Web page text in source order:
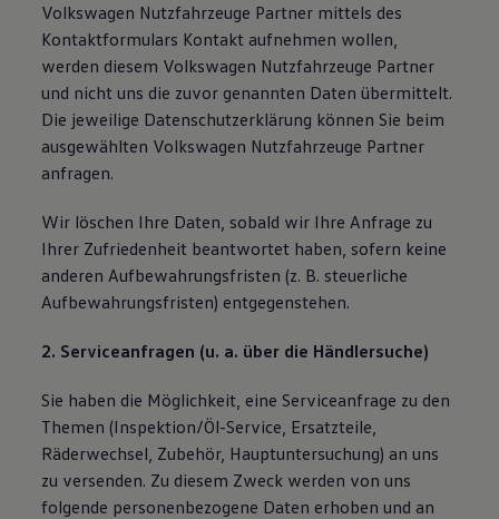
Volkswagen Nutzfahrzeuge Partner mittels des
Kontaktformulars Kontakt aufnehmen wollen,
werden diesem Volkswagen Nutzfahrzeuge Partner
und nicht uns die zuvor genannten Daten übermittelt.
Die jeweilige Datenschutzerklärung können Sie beim
ausgewählten Volkswagen Nutzfahrzeuge Partner
anfragen.
Wir löschen Ihre Daten, sobald wir Ihre Anfrage zu
Ihrer Zufriedenheit beantwortet haben, sofern keine
anderen Aufbewahrungsfristen (z. B. steuerliche
Aufbewahrungsfristen) entgegenstehen.
2. Serviceanfragen (u. a. über die Händlersuche)
Sie haben die Möglichkeit, eine Serviceanfrage zu den
Themen (Inspektion/Öl-Service, Ersatzteile,
Räderwechsel, Zubehör, Hauptuntersuchung) an uns
zu versenden. Zu diesem Zweck werden von uns
folgende personenbezogene Daten erhoben und an